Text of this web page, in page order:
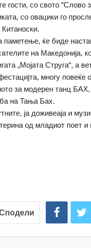
гости, со свото “Слово
со овацики го
паметење, ќе биде
на Македонија,
„Мојата Струга“, а
многу повеќе
за модерен танц БАХ,
на Тања Бах.
ја доживеаја и
од младиот поет